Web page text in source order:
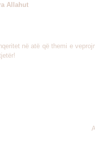
Allahut
në atë që themi e